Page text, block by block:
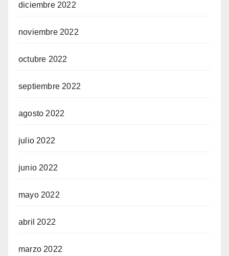
diciembre 2022
noviembre 2022
octubre 2022
septiembre 2022
agosto 2022
julio 2022
junio 2022
mayo 2022
abril 2022
marzo 2022